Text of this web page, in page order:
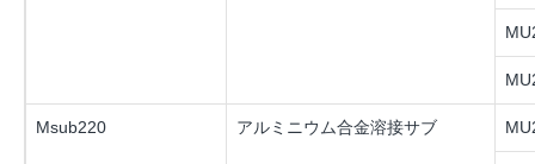
Msub220 アルミニウム合金溶接サブ